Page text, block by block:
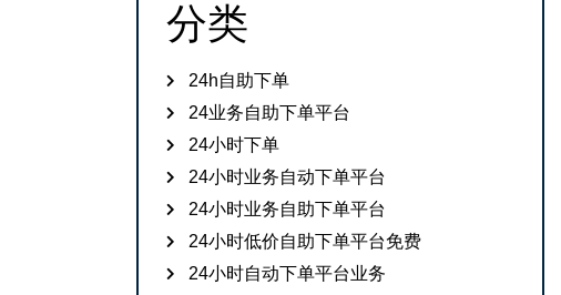
分类
24h自助下单
24业务自助下单平台
24小时下单
24小时业务自动下单平台
24小时业务自助下单平台
24小时低价自助下单平台免费
24小时自动下单平台业务